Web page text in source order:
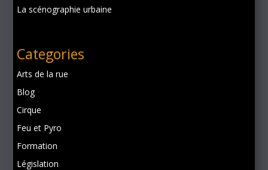
La scénographie urbaine
Categories
Arts de la rue
Blog
Cirque
Feu et Pyro
Formation
Législation